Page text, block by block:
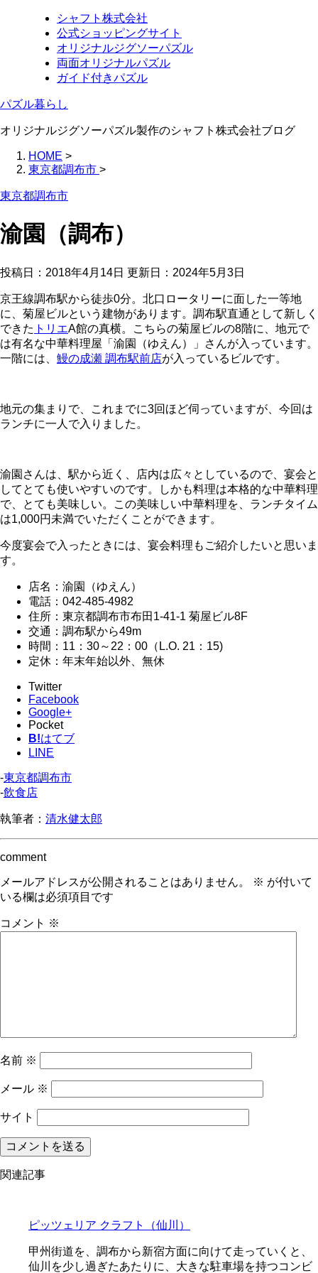
シャフト株式会社
公式ショッピングサイト
オリジナルジグソーパズル
両面オリジナルパズル
ガイド付きパズル
パズル暮らし
オリジナルジグソーパズル製作のシャフト株式会社ブログ
HOME >
東京都調布市 >
東京都調布市
渝園（調布）
投稿日：2018年4月14日 更新日： 2024年5月3日
京王線調布駅から徒歩0分。北口ロータリーに面した一等地
に、菊屋ビルという建物があります。調布駅直通として新しく
できた トリエA館の真横。こちらの菊屋ビルの8階に、地元で
は有名な中華料理屋「渝園（ゆえん）」さんが入っています。
一階には、 鰻の成瀬 調布駅前店が入っているビルです。
地元の集まりで、これまでに3回ほど伺っていますが、今回は
ランチに一人で入りました。
渝園さんは、駅から近く、店内は広々としているので、宴会と
してとても使いやすいのです。しかも料理は本格的な中華料理
で、とても美味しい。この美味しい中華料理を、ランチタイム
は1,000円未満でいただくことができます。
今度宴会で入ったときには、宴会料理もご紹介したいと思いま
す。
店名：渝園（ゆえん）
電話：042-485-4982
住所：東京都調布市布田1-41-1 菊屋ビル8F
交通：調布駅から49m
時間：11：30～22：00（L.O. 21：15)
定休：年末年始以外、無休
Twitter
Facebook
Google+
Pocket
B!はてブ
LINE
-東京都調布市
-飲食店
執筆者： 清水健太郎
comment
メールアドレスが公開されることはありません。 ※ が付いて
いる欄は必須項目です
コメント ※
名前 ※
メール ※
サイト
関連記事
ピッツェリア クラフト（仙川）
甲州街道を、調布から新宿方面に向けて走っていくと、
仙川を少し過ぎたあたりに、大きな駐車場を持つコンビ